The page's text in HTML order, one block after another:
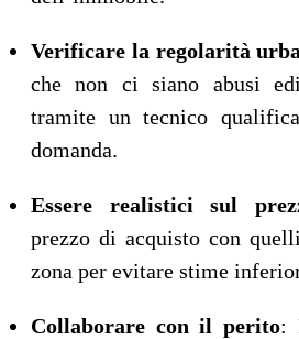
Verificare la regolarità
che non ci siano abusi
tramite un tecnico
domanda.
Essere realistici sul
prezzo di acquisto con
zona per evitare stime
Collaborare con il perito: